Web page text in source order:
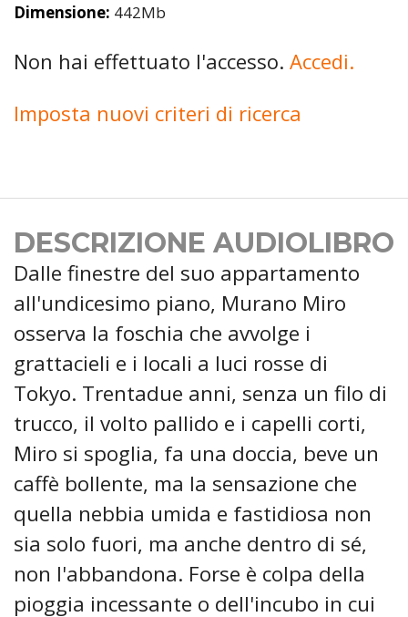
Dimensione: 442Mb
Non hai effettuato l'accesso. Accedi.
Imposta nuovi criteri di ricerca
DESCRIZIONE AUDIOLIBRO
Dalle finestre del suo appartamento
all'undicesimo piano, Murano Miro
osserva la foschia che avvolge i
grattacieli e i locali a luci rosse di
Tokyo. Trentadue anni, senza un filo di
trucco, il volto pallido e i capelli corti,
Miro si spoglia, fa una doccia, beve un
caffè bollente, ma la sensazione che
quella nebbia umida e fastidiosa non
sia solo fuori, ma anche dentro di sé,
non l'abbandona. Forse è colpa della
pioggia incessante o dell'incubo in cui